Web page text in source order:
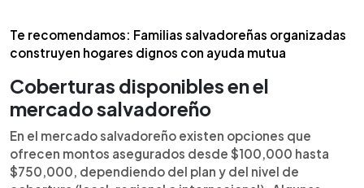
Te recomendamos: Familias salvadoreñas organizadas
construyen hogares dignos con ayuda mutua
Coberturas disponibles en el
mercado salvadoreño
En el mercado salvadoreño existen opciones que
ofrecen montos asegurados desde $100,000 hasta
$750,000, dependiendo del plan y del nivel de